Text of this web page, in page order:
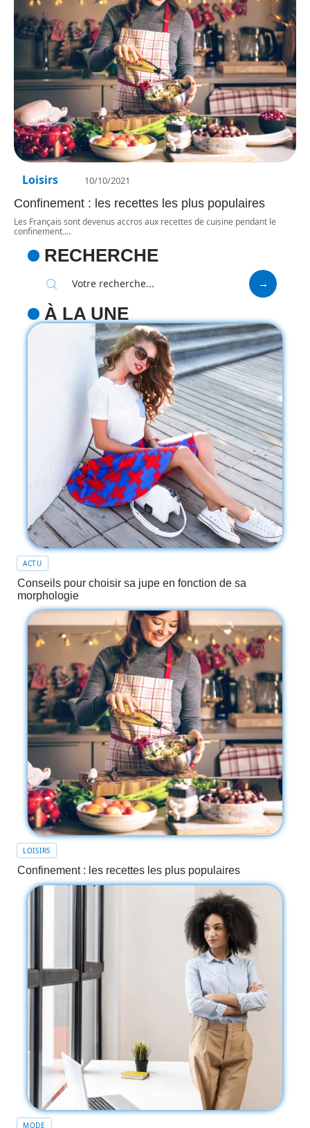
Loisirs 10/10/2021
Confinement : les recettes les plus populaires
Les Français sont devenus accros aux recettes de cuisine pendant le
confinement.…
RECHERCHE
À LA UNE
ACTU
Conseils pour choisir sa jupe en fonction de sa
morphologie
LOISIRS
Confinement : les recettes les plus populaires
MODE